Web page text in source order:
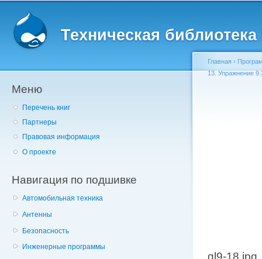
Техническая
Меню
Перечень книг
Партнеры
Правовая информация
О проекте
Навигация по подшивке
Автомобильная техника
Антенны
Безопасность
Инженерные программы
Главная ›
13. Упражнение
gl9-18.jpg